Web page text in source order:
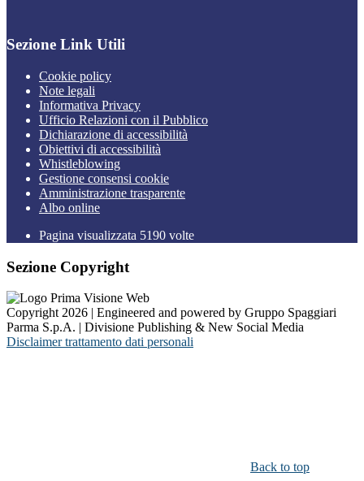
Sezione Link Utili
Cookie policy
Note legali
Informativa Privacy
Ufficio Relazioni con il Pubblico
Dichiarazione di accessibilità
Obiettivi di accessibilità
Whistleblowing
Gestione consensi cookie
Amministrazione trasparente
Albo online
Pagina visualizzata 5190 volte
Sezione Copyright
Copyright 2026 | Engineered and powered by Gruppo Spaggiari
Parma S.p.A. | Divisione Publishing & New Social Media
Disclaimer trattamento dati personali
Back to top